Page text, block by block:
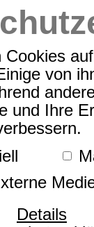
Cookies
von
und Ihre
Details
Streifen